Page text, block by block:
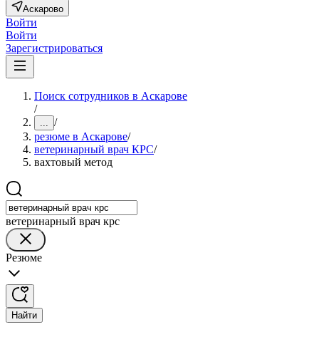
Аскарово
Войти
Войти
Зарегистрироваться
Поиск сотрудников в Аскарове
/
... /
резюме в Аскарове/
ветеринарный врач КРС/
вахтовый метод
ветеринарный врач крс
Резюме
Найти